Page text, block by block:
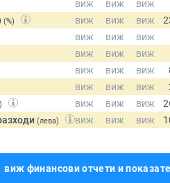
(%)
(лева)
виж финансови отчети и